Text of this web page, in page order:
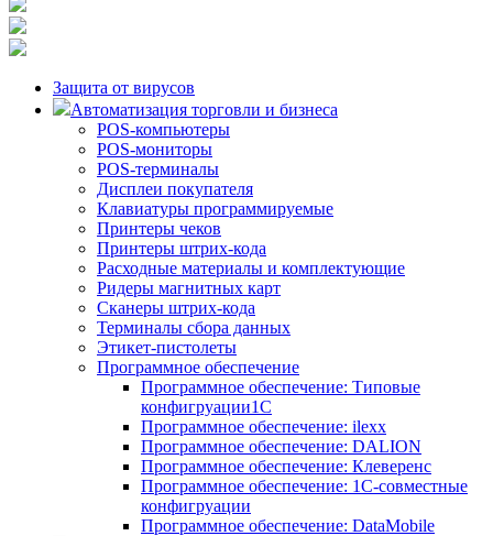
Защита от вирусов
Автоматизация торговли и бизнеса
POS-компьютеры
POS-мониторы
POS-терминалы
Дисплеи покупателя
Клавиатуры программируемые
Принтеры чеков
Принтеры штрих-кода
Расходные материалы и комплектующие
Ридеры магнитных карт
Сканеры штрих-кода
Терминалы сбора данных
Этикет-пистолеты
Программное обеспечение
Программное обеспечение: Типовые
конфигруации1С
Программное обеспечение: ilexx
Программное обеспечение: DALION
Программное обеспечение: Клеверенс
Программное обеспечение: 1С-совместные
конфигруации
Программное обеспечение: DataMobile